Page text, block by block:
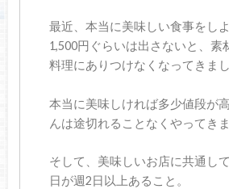
最近、本当に美味しい食事をし
1,500円ぐらいは出さないと、素
料理にありつけなくなってきまし
本当に美味しければ多少値段が
んは途切れることなくやってきま
そして、美味しいお店に共通し
日が週2日以上あること。